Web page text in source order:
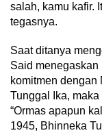
salah, kamu kafir.
tegasnya.
Saat ditanya
Said menegaskan
komitmen
Tunggal Ika,
“Ormas apapun
1945, Bhinneka